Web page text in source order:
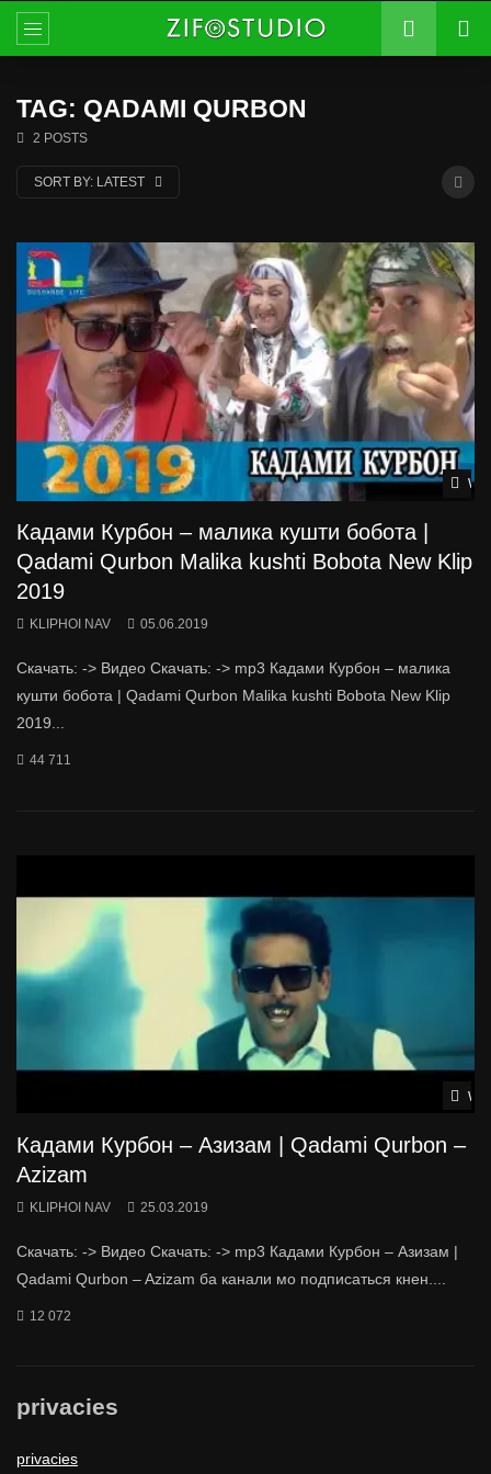
TAG: QADAMI QURBON
2 POSTS
SORT BY: LATEST
Кадами Курбон – малика кушти бобота |
Qadami Qurbon Malika kushti Bobota New Klip
2019
KLIPHOI NAV 05.06.2019
Скачать: -> Видео Скачать: -> mp3 Кадами Курбон – малика
кушти бобота | Qadami Qurbon Malika kushti Bobota New Klip
2019...
44 711
Кадами Курбон – Азизам | Qadami Qurbon –
Azizam
KLIPHOI NAV 25.03.2019
Скачать: -> Видео Скачать: -> mp3 Кадами Курбон – Азизам |
Qadami Qurbon – Azizam ба канали мо подписаться кнен....
12 072
privacies
privacies